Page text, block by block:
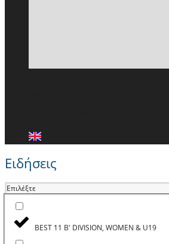
Ειδήσεις
Επιλέξτε
BEST 11 B' DIVISION, WOMEN & U19